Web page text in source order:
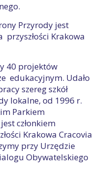
Przyrody jest
przyszłości Krakowa
40 projektów
edukacyjnym. Udało
szereg szkół
lokalne, od 1996 r.
Parkiem
członkiem
Krakowa Cracovia
przy Urzędzie
Obywatelskiego